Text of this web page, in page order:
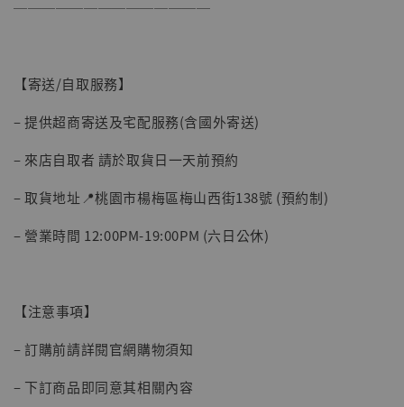
子彈飛 鵝城縣長 張麻子 [BK01]
──────────────
【寄送/自取服務】
– 提供超商寄送及宅配服務(含國外寄送)
– 來店自取者 請於取貨日一天前預約
– 取貨地址📍桃園市楊梅區梅山西街138號 (預約制)
– 營業時間 12:00PM-19:00PM (六日公休)
【注意事項】
– 訂購前請詳閱官網購物須知
– 下訂商品即同意其相關內容